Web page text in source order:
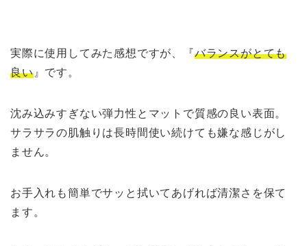
実際に使用してみた感想ですが、『バランスがとても
良い』です。
沈み込みすぎない弾力性とマットで質感の良い表面。
サラサラの肌触りは長時間使い続けても嫌な感じがし
ません。
お手入れも簡単でサッと拭いてあげれば清潔さを保て
ます。